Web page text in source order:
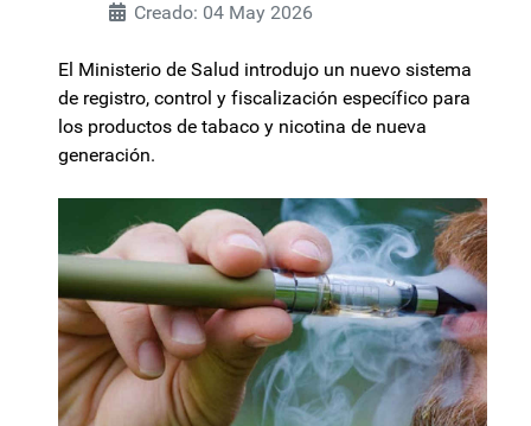
Creado: 04 May 2026
El Ministerio de Salud introdujo un nuevo sistema
de registro, control y fiscalización específico para
los productos de tabaco y nicotina de nueva
generación.